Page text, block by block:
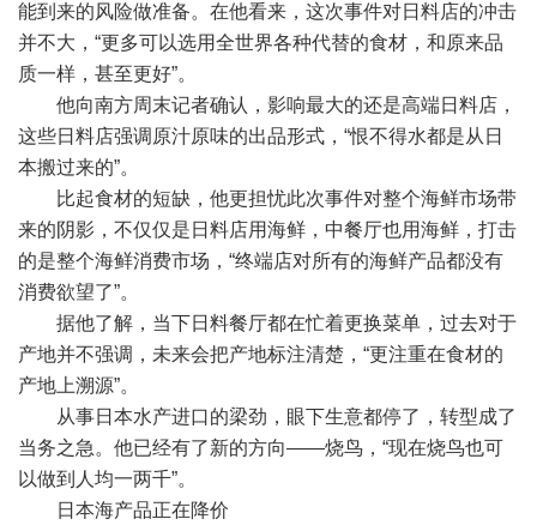
能到来的风险做准备。在他看来，这次事件对日料店的冲击
并不大，“更多可以选用全世界各种代替的食材，和原来品
质一样，甚至更好”。
他向南方周末记者确认，影响最大的还是高端日料店，
这些日料店强调原汁原味的出品形式，“恨不得水都是从日
本搬过来的”。
比起食材的短缺，他更担忧此次事件对整个海鲜市场带
来的阴影，不仅仅是日料店用海鲜，中餐厅也用海鲜，打击
的是整个海鲜消费市场，“终端店对所有的海鲜产品都没有
消费欲望了”。
据他了解，当下日料餐厅都在忙着更换菜单，过去对于
产地并不强调，未来会把产地标注清楚，“更注重在食材的
产地上溯源”。
从事日本水产进口的梁劲，眼下生意都停了，转型成了
当务之急。他已经有了新的方向——烧鸟，“现在烧鸟也可
以做到人均一两千”。
日本海产品正在降价